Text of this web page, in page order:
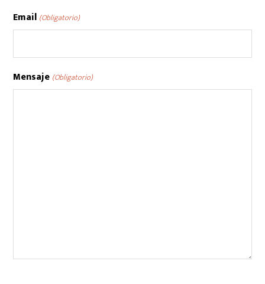
Email (Obligatorio)
Mensaje (Obligatorio)